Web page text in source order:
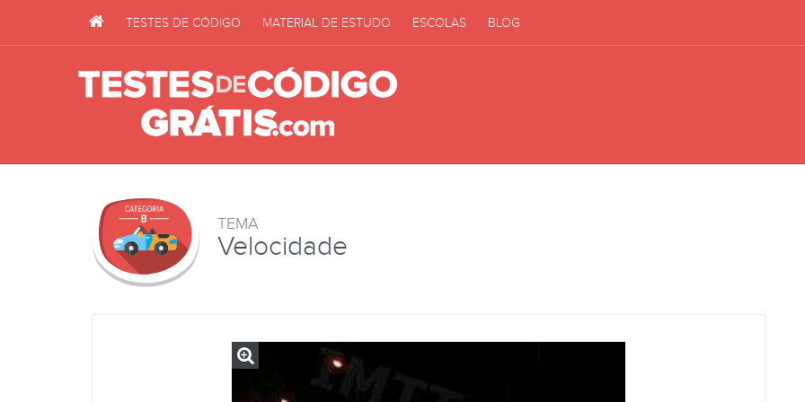
TESTES DE CÓDIGO MATERIAL DE ESTUDO ESCOLAS BLOG
TEMA
Velocidade